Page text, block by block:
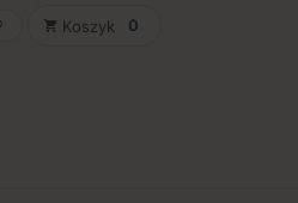
shopping_cart Koszyk 0